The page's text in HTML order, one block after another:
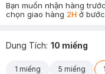
Bạn muốn nhận hàng trước
chọn giao hàng 2H ở
Dung Tích: 10 miếng
1 miếng 5 miếng